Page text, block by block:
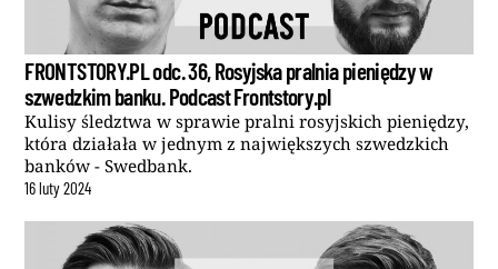
FRONTSTORY.PL odc. 36, Rosyjska pralnia pieniędzy w
szwedzkim banku. Podcast Frontstory.pl
Kulisy śledztwa w sprawie pralni rosyjskich pieniędzy,
która działała w jednym z największych szwedzkich
banków - Swedbank.
16luty2024